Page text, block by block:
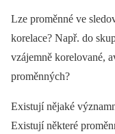
Lze proměn­né ve
korelace? Např. do
vzájemně korelované,
proměn­ných?
Existují nějaké
Existují ně­kte­ré